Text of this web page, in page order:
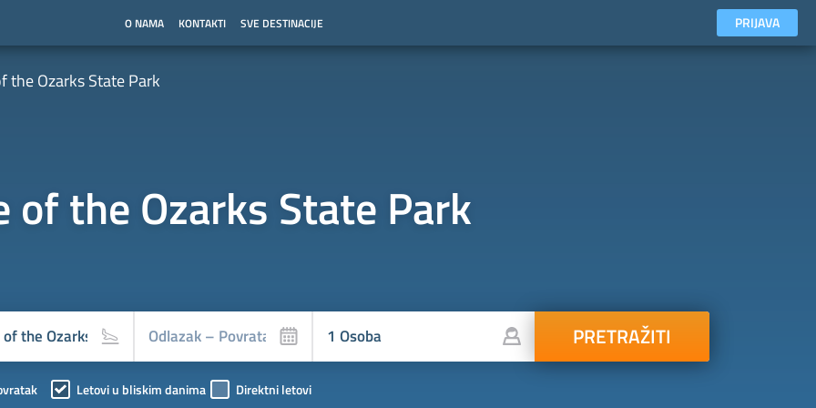
O NAMA KONTAKTI SVE DESTINACIJE PRIJAVA
the Ozarks State Park
of the Ozarks State Park
PRETRAŽITI
Letovi u bliskim danima Direktni letovi